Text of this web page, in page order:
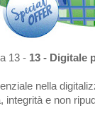
13 - 13 - Digitale
nella
integrità e non